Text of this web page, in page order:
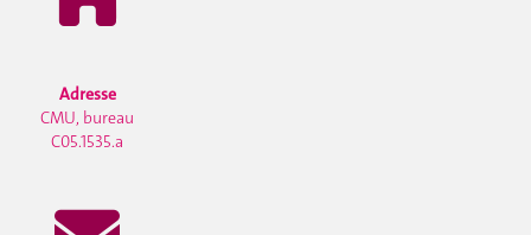
Adresse
CMU, bureau
C05.1535.a